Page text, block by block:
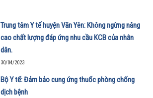
Trung tâm Y tế huyện Văn Yên: Không ngừng nâng
cao chất lượng đáp ứng nhu cầu KCB của nhân
dân.
30/04/2023
Bộ Y tế: Đảm bảo cung ứng thuốc phòng chống
dịch bệnh